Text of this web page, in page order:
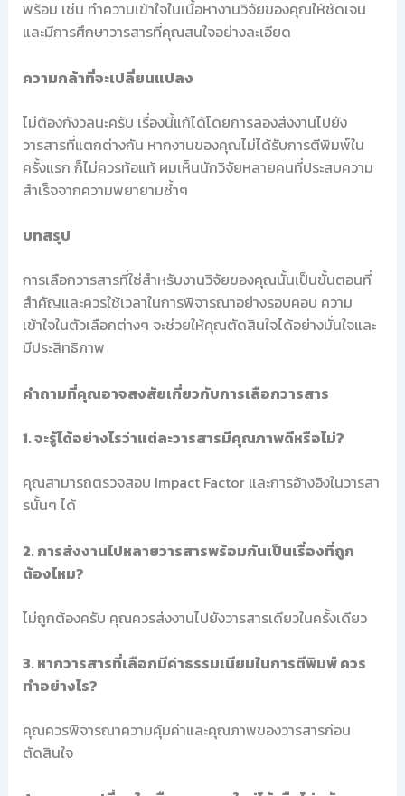
พร้อม เช่น ทำความเข้าใจในเนื้อหางานวิจัยของคุณให้ชัดเจน
และมีการศึกษาวารสารที่คุณสนใจอย่างละเอียด
ความกล้าที่จะเปลี่ยนแปลง
ไม่ต้องกังวลนะครับ เรื่องนี้แก้ได้โดยการลองส่งงานไปยัง
วารสารที่แตกต่างกัน หากงานของคุณไม่ได้รับการตีพิมพ์ใน
ครั้งแรก ก็ไม่ควรท้อแท้ ผมเห็นนักวิจัยหลายคนที่ประสบความ
สำเร็จจากความพยายามซ้ำๆ
บทสรุป
การเลือกวารสารที่ใช่สำหรับงานวิจัยของคุณนั้นเป็นขั้นตอนที่
สำคัญและควรใช้เวลาในการพิจารณาอย่างรอบคอบ ความ
เข้าใจในตัวเลือกต่างๆ จะช่วยให้คุณตัดสินใจได้อย่างมั่นใจและ
มีประสิทธิภาพ
คำถามที่คุณอาจสงสัยเกี่ยวกับการเลือกวารสาร
1. จะรู้ได้อย่างไรว่าแต่ละวารสารมีคุณภาพดีหรือไม่?
คุณสามารถตรวจสอบ Impact Factor และการอ้างอิงในวารสา
รนั้นๆ ได้
2. การส่งงานไปหลายวารสารพร้อมกันเป็นเรื่องที่ถูก
ต้องไหม?
ไม่ถูกต้องครับ คุณควรส่งงานไปยังวารสารเดียวในครั้งเดียว
3. หากวารสารที่เลือกมีค่าธรรมเนียมในการตีพิมพ์ ควร
ทำอย่างไร?
คุณควรพิจารณาความคุ้มค่าและคุณภาพของวารสารก่อน
ตัดสินใจ